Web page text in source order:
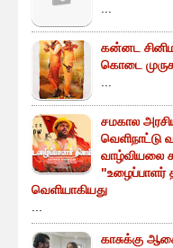
...
கன்னட
கொடை
...
சமகால
வெளிநாட்டு
வாழ்வியலை
"உழைப்பாளர்
வெளியாகியது
...
காசுக்கு